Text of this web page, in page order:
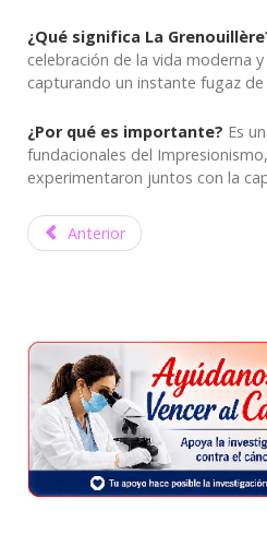
¿Qué significa La
celebración de la vida moderna
capturando un instante fugaz
¿Por qué es importante? Es
fundacionales del
experimentaron juntos con la
Anterior